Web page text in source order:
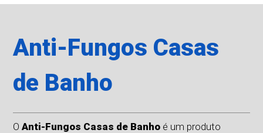
Anti-Fungos Casas
de Banho
OAnti-Fungos Casas de Banho é um produto